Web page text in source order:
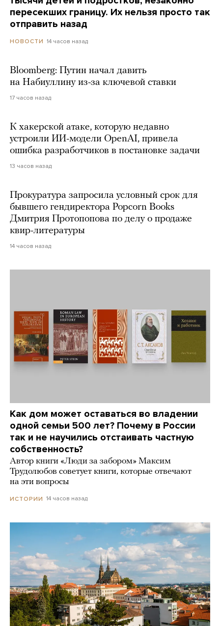
пересекших границу. Их нельзя просто так
отправить назад
НОВОСТИ 14 часов назад
Bloomberg: Путин начал давить
на Набиуллину из-за ключевой ставки
17 часов назад
К хакерской атаке, которую недавно
устроили ИИ-модели OpenAI, привела
ошибка разработчиков в постановке задачи
13 часов назад
Прокуратура запросила условный срок для
бывшего гендиректора Popcorn Books
Дмитрия Протопопова по делу о продаже
квир-литературы
14 часов назад
Как дом может оставаться во владении
одной семьи 500 лет? Почему в России
так и не научились отстаивать частную
собственность?
Автор книги «Люди за забором» Максим
Трудолюбов советует книги, которые отвечают
на эти вопросы
ИСТОРИИ 14 часов назад